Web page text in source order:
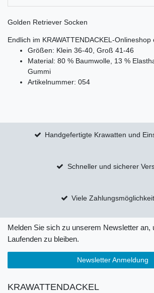
Golden Retriever Socken
Endlich im KRAWATTENDACKEL-Onlineshop
Größen: Klein 36-40, Groß 41-46
Material: 80 % Baumwolle, 13 %
Gummi
Artikelnummer: 054
Handgefertigte Krawatten und
Schneller und sicherer
Viele
Melden Sie sich zu unserem Newsletter an,
Laufenden zu bleiben.
Newsletter Anmeldung
KRAWATTENDACKEL